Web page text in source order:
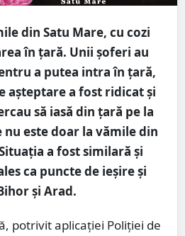
din Satu Mare, cu cozi
în țară. Unii șoferi au
a putea intra în țară,
așteptare a fost ridicat și
să iasă din țară pe la
este doar la vămile din
a fost similară și
ca puncte de ieșire și
și Arad.
potrivit aplicației Poliției de